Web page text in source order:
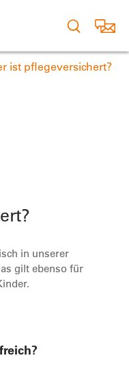
ist pflegeversichert?
in unserer
gilt ebenso für